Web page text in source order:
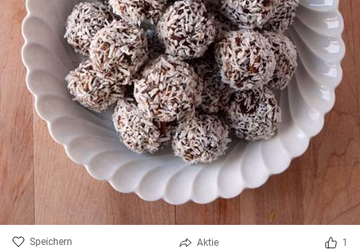
Speichern Aktie 1